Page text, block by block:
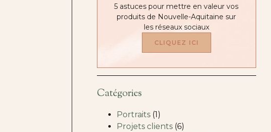
5 astuces pour mettre en valeur vos
produits de Nouvelle-Aquitaine sur
les réseaux sociaux
CLIQUEZ ICI
Catégories
Portraits(1)
Projets clients(6)